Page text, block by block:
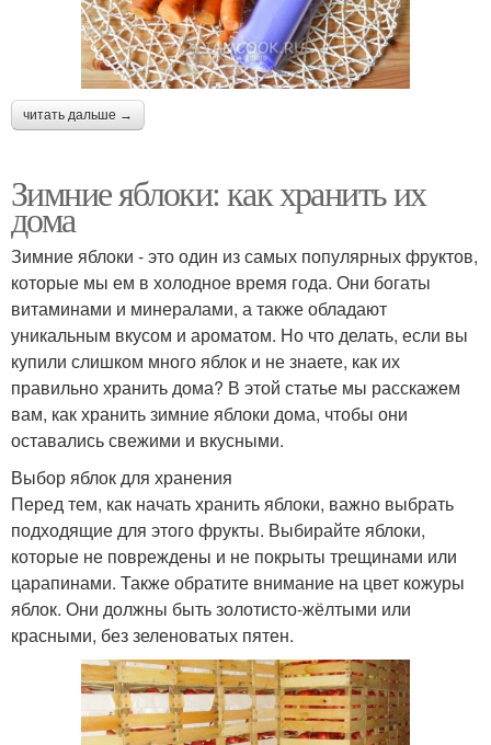
читать дальше →
Зимние яблоки: как хранить их
дома
Зимние яблоки - это один из самых популярных фруктов,
которые мы ем в холодное время года. Они богаты
витаминами и минералами, а также обладают
уникальным вкусом и ароматом. Но что делать, если вы
купили слишком много яблок и не знаете, как их
правильно хранить дома? В этой статье мы расскажем
вам, как хранить зимние яблоки дома, чтобы они
оставались свежими и вкусными.
Выбор яблок для хранения
Перед тем, как начать хранить яблоки, важно выбрать
подходящие для этого фрукты. Выбирайте яблоки,
которые не повреждены и не покрыты трещинами или
царапинами. Также обратите внимание на цвет кожуры
яблок. Они должны быть золотисто-жёлтыми или
красными, без зеленоватых пятен.